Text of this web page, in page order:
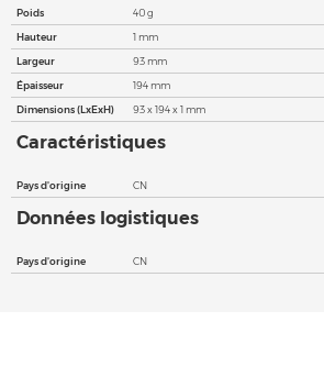
Poids
40 g
Hauteur
1 mm
Largeur
93 mm
Épaisseur
194 mm
Dimensions (LxExH)
93 x 194 x 1 mm
Caractéristiques
Pays d'origine CN
Données logistiques
Pays d'origine CN